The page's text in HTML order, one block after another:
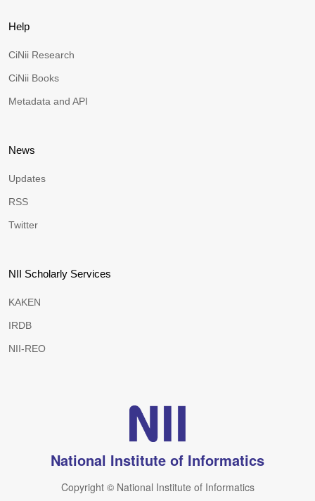
Help
CiNii Research
CiNii Books
Metadata and API
News
Updates
RSS
Twitter
NII Scholarly Services
KAKEN
IRDB
NII-REO
National Institute of Informatics
Copyright © National Institute of Informatics